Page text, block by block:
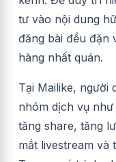
tư vào nội dung
đăng bài đều đặn
hàng nhất quán.
Tại Mailike, người
nhóm dịch vụ
tăng share, tăng
mắt livestream và